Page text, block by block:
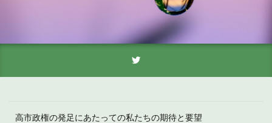
高市政権の発足にあたっての私たちの期待と要望